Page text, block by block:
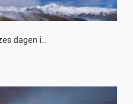
dagen i...